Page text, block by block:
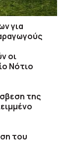
για
οι
Νότιο
της
του